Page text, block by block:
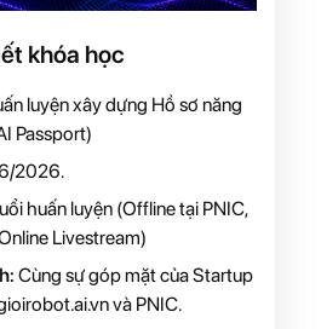
khóa học
luyện xây dựng Hồ sơ năng
Passport)
2026.
huấn luyện (Offline tại PNIC,
Livestream)
Cùng sự góp mặt của Startup
và PNIC.